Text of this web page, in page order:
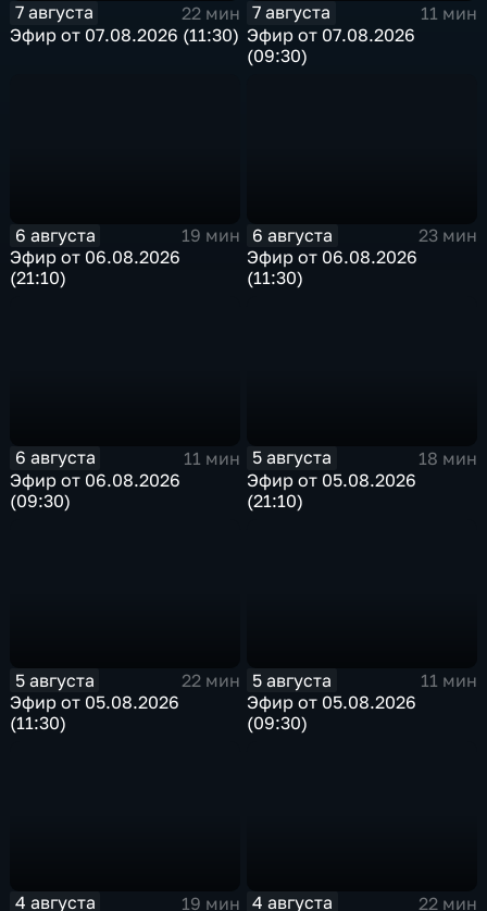
7 августа
22 мин
Эфир от 07.08.2026 (11:30)
7 августа
11 мин
Эфир от 07.08.2026
(09:30)
6 августа
19 мин
Эфир от 06.08.2026
(21:10)
6 августа
23 мин
Эфир от 06.08.2026
(11:30)
6 августа
11 мин
Эфир от 06.08.2026
(09:30)
5 августа
18 мин
Эфир от 05.08.2026
(21:10)
5 августа
22 мин
Эфир от 05.08.2026
(11:30)
5 августа
11 мин
Эфир от 05.08.2026
(09:30)
4 августа 19 мин 4 августа 22 мин